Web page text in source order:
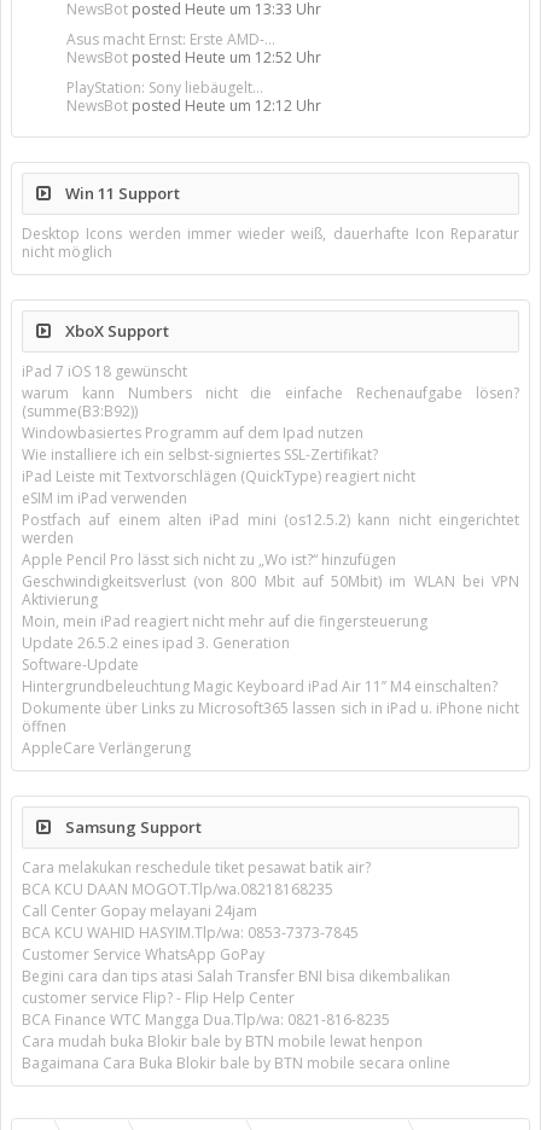
NewsBot posted Heute um 13:33 Uhr
Asus macht Ernst: Erste AMD-...
NewsBot posted Heute um 12:52 Uhr
PlayStation: Sony liebäugelt...
NewsBot posted Heute um 12:12 Uhr
Win 11 Support
Desktop Icons werden immer wieder weiß, dauerhafte Icon Reparatur
nicht möglich
XboX Support
iPad 7 iOS 18 gewünscht
warum kann Numbers nicht die einfache Rechenaufgabe lösen?
(summe(B3:B92))
Windowbasiertes Programm auf dem Ipad nutzen
Wie installiere ich ein selbst-signiertes SSL-Zertifikat?
iPad Leiste mit Textvorschlägen (QuickType) reagiert nicht
eSIM im iPad verwenden
Postfach auf einem alten iPad mini (os12.5.2) kann nicht eingerichtet
werden
Apple Pencil Pro lässt sich nicht zu „Wo ist?“ hinzufügen
Geschwindigkeitsverlust (von 800 Mbit auf 50Mbit) im WLAN bei VPN
Aktivierung
Moin, mein iPad reagiert nicht mehr auf die fingersteuerung
Update 26.5.2 eines ipad 3. Generation
Software-Update
Hintergrundbeleuchtung Magic Keyboard iPad Air 11’’ M4 einschalten?
Dokumente über Links zu Microsoft365 lassen sich in iPad u. iPhone nicht
öffnen
AppleCare Verlängerung
Samsung Support
Cara melakukan reschedule tiket pesawat batik air?
BCA KCU DAAN MOGOT.Tlp/wa.08218168235
Call Center Gopay melayani 24jam
BCA KCU WAHID HASYIM.Tlp/wa: 0853-7373-7845
Customer Service WhatsApp GoPay
Begini cara dan tips atasi Salah Transfer BNI bisa dikembalikan
customer service Flip? - Flip Help Center
BCA Finance WTC Mangga Dua.Tlp/wa: 0821-816-8235
Cara mudah buka Blokir bale by BTN mobile lewat henpon
Bagaimana Cara Buka Blokir bale by BTN mobile secara online